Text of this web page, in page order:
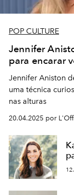
POP CULTURE
Jennifer
para encarar
Jennifer Aniston
uma técnica
nas alturas
20.04.2025 por